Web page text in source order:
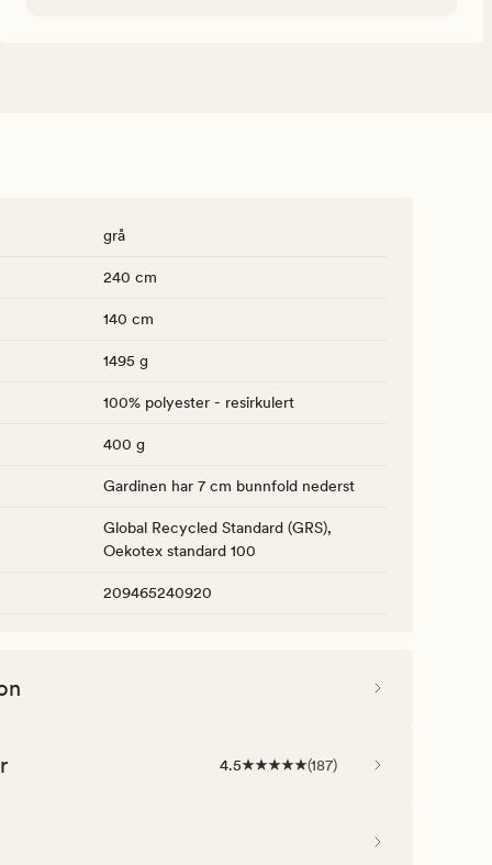
grå
240 cm
140 cm
1495 g
100% polyester - resirkulert
400 g
Gardinen har 7 cm bunnfold nederst
Global Recycled Standard (GRS),
Oekotex standard 100
209465240920
4.5 (187)